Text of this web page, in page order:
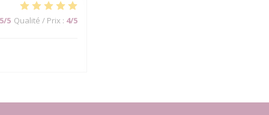
5/5 Qualité / Prix : 4/5